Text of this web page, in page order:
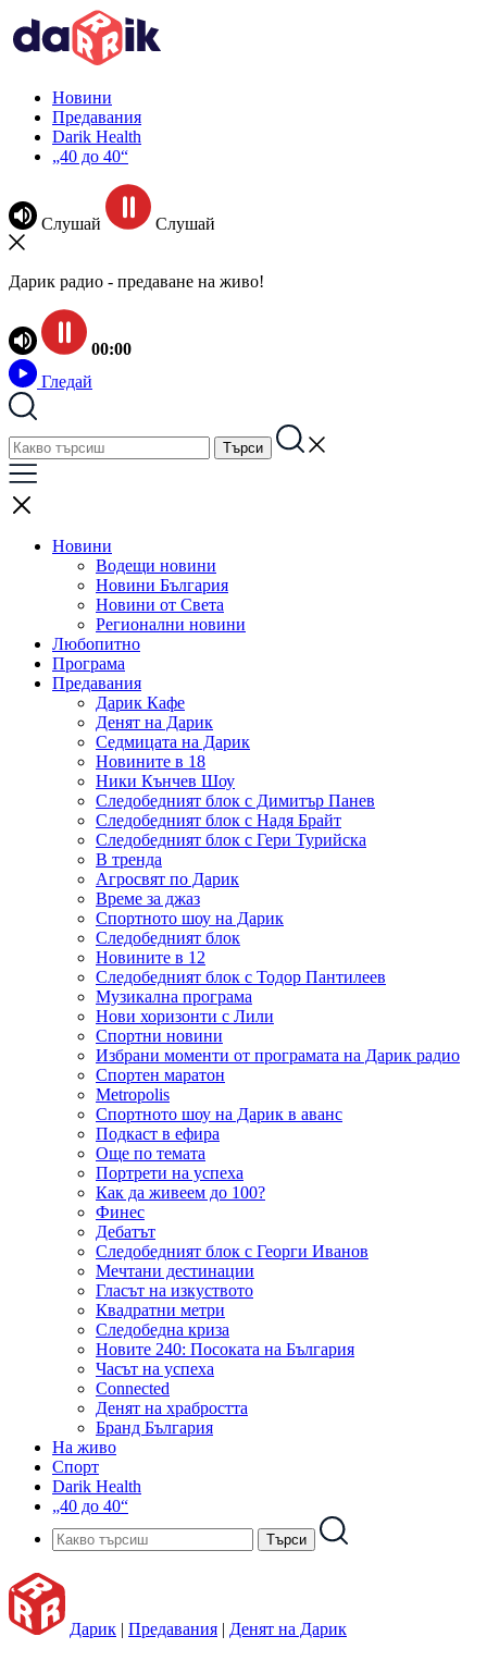
Новини
Предавания
Darik Health
„40 до 40“
Слушай Слушай
Дарик радио - предаване на живо!
00:00
Гледай
Новини
Водещи новини
Новини България
Новини от Света
Регионални новини
Любопитно
Програма
Предавания
Дарик Кафе
Денят на Дарик
Седмицата на Дарик
Новините в 18
Ники Кънчев Шоу
Следобедният блок с Димитър Панев
Следобедният блок с Надя Брайт
Следобедният блок с Гери Турийска
В тренда
Агросвят по Дарик
Време за джаз
Спортното шоу на Дарик
Следобедният блок
Новините в 12
Следобедният блок с Тодор Пантилеев
Музикална програма
Нови хоризонти с Лили
Спортни новини
Избрани моменти от програмата на Дарик радио
Спортен маратон
Metropolis
Спортното шоу на Дарик в аванс
Подкаст в ефира
Още по темата
Портрети на успеха
Как да живеем до 100?
Финес
Дебатът
Следобедният блок с Георги Иванов
Мечтани дестинации
Гласът на изкуството
Квадратни метри
Следобедна криза
Новите 240: Посоката на България
Часът на успеха
Connected
Денят на храбростта
Бранд България
На живо
Спорт
Darik Health
„40 до 40“
Дарик | Предавания | Денят на Дарик